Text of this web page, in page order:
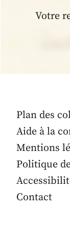
Votre
Plan des
Aide à la
Mentions
Politique
Contact